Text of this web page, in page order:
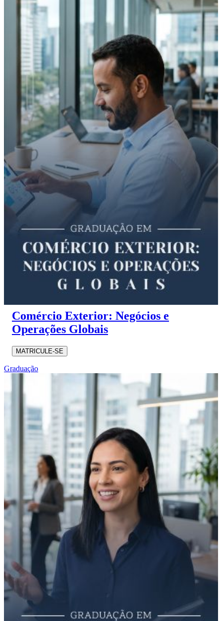
Comércio Exterior: Negócios e
Operações Globais
MATRICULE-SE
Graduação